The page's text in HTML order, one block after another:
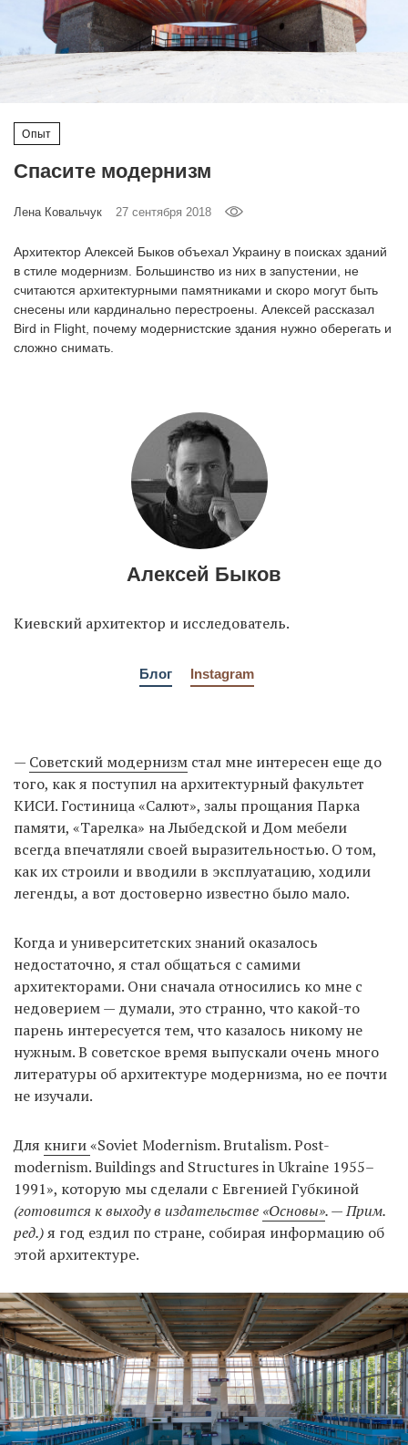
Опыт
Спасите модернизм
Лена Ковальчук 27 сентября 2018
Архитектор Алексей Быков объехал Украину в поисках зданий
в стиле модернизм. Большинство из них в запустении, не
считаются архитектурными памятниками и скоро могут быть
снесены или кардинально перестроены. Алексей рассказал
Bird in Flight, почему модернистские здания нужно оберегать и
сложно снимать.
Алексей Быков
Киевский архитектор и исследователь.
Блог Instagram
— Советский модернизм стал мне интересен еще до
того, как я поступил на архитектурный факультет
КИСИ. Гостиница «Салют», залы прощания Парка
памяти, «Тарелка» на Лыбедской и Дом мебели
всегда впечатляли своей выразительностью. О том,
как их строили и вводили в эксплуатацию, ходили
легенды, а вот достоверно известно было мало.
Когда и университетских знаний оказалось
недостаточно, я стал общаться с самими
архитекторами. Они сначала относились ко мне с
недоверием — думали, это странно, что какой-то
парень интересуется тем, что казалось никому не
нужным. В советское время выпускали очень много
литературы об архитектуре модернизма, но ее почти
не изучали.
Для книги«Soviet Modernism. Brutalism. Post-
modernism. Buildings and Structures in Ukraine 1955–
1991», которую мы сделали с Евгенией Губкиной
(готовится к выходу в издательстве «Основы». — Прим.
ред.)я год ездил по стране, собирая информацию об
этой архитектуре.